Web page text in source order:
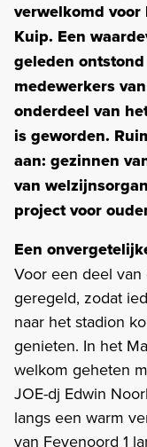
verwelkomd
Kuip. Een
geleden
medewerkers
onderdeel van
is geworden.
aan: gezinnen
van
project voor
Een
Voor een deel
geregeld, zodat
naar het stadion
genieten. In het
welkom geheten
JOE-dj Edwin
langs een warm
van Feyenoord 1